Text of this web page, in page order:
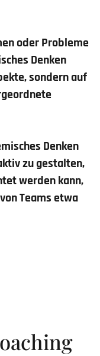
oder Probleme
Denken
sondern auf
Denken
zu gestalten,
werden kann,
Teams etwa